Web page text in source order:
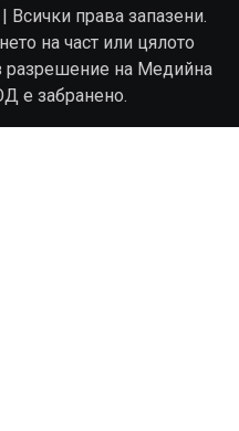
права запазени.
на част или цялото
разрешение на Медийна
е забранено.